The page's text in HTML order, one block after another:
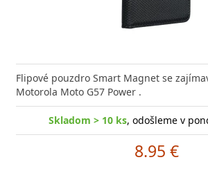
Flipové pouzdro Smart Magnet se
Motorola Moto G57 Power .
Skladom > 10 ks, odošleme v
8.95 €
si dokonalý zvuk a dlhotrvajúce
slúchadlami Xiaomi
, odošleme v pondelok 10. 08.
Niceboy WATCH 4 kombinujú
pokročilými funkciami
Skladom > 10 ks, odošleme dnes